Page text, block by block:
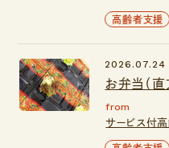
高齢者支援
お弁当（直
2026.07.24
from
サービス付高